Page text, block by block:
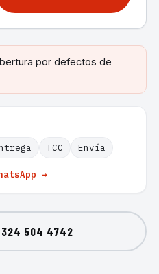
por defectos de
TCC Envía
→
324 504 4742